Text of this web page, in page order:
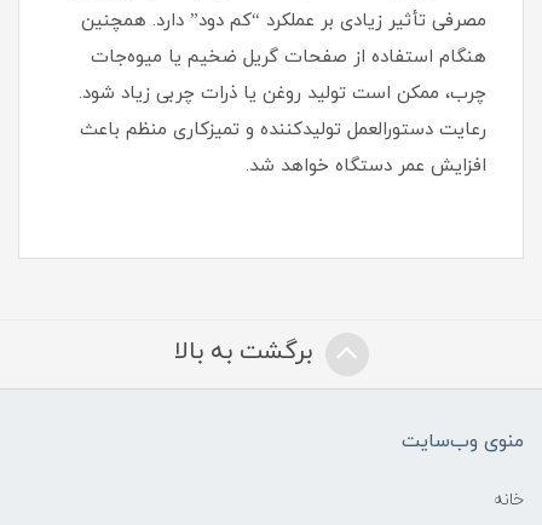
مصرفی تأثیر زیادی بر عملکرد “کم دود” دارد. همچنین
هنگام استفاده از صفحات گریل ضخیم یا میوه‌جات
چرب، ممکن است تولید روغن یا ذرات چربی زیاد شود.
رعایت دستورالعمل تولیدکننده و تمیزکاری منظم باعث
افزایش عمر دستگاه خواهد شد.
برگشت به بالا
منوی وب‌سایت
خانه